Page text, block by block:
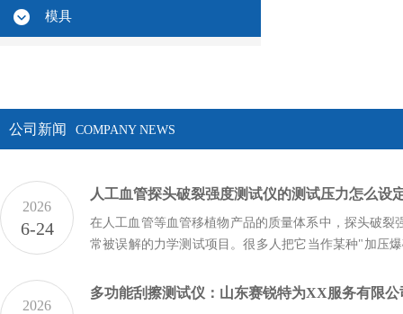
模具
公司新闻 COMPANY NEWS
2026
6-24
人工血管探头破裂强度测试仪的测试压力怎么设
在人工血管等血管移植物产品的质量体系中，探头破裂
常被误解的力学测试项目。很多人把它当作某种"加压
2021/ISO7198标准中A.5.3.6条款的规定，这...
2026